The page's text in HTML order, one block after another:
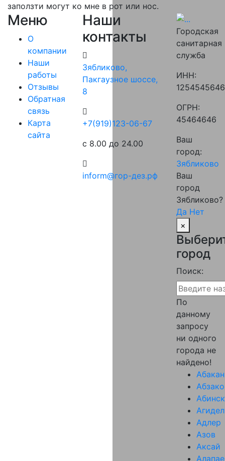
заползти могут ко мне в рот или нос.
Меню
О
компании
Наши
работы
Отзывы
Обратная
связь
Карта
сайта
Наши
контакты
Зябликово,
Пакгаузное шоссе,
8
‪+7(919)123-06-67‬‬
с 8.00 до 24.00
inform@гор-дез.рф
Городская
санитарная
служба
ИНН:
ОГРН:
45464646
Ваш
город:
Зябликово
Ваш
город
Зябликово?
Да Нет
×
город
Поиск:
По
данному
запросу
ни одного
города не
найдено!
Абакан
Абинск
Адлер
Азов
Аксай